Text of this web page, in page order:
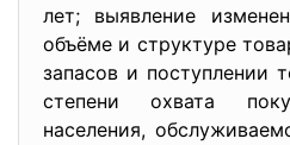
лет; выявление
объёме и структуре
запасов и поступлении
степени охвата
населения,